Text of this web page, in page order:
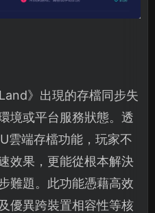
》出現的存檔同步失
境或平台服務狀態。透
雲端存檔功能，玩家不
效果，更能從根本解決
難題。此功能憑藉高效
優異跨裝置相容性等核